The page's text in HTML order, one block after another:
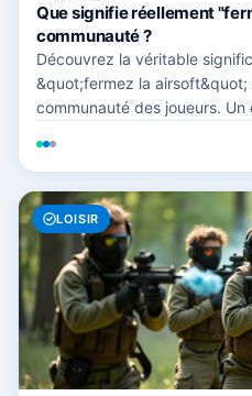
Que signifie réellement
communauté ?
Découvrez la véritable
&quot;fermez la
communauté des joueurs.
LOISIR